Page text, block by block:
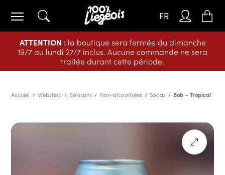
ATTENTION :la boutique sera fermée du dimanche
19/7 au lundi 27/7 inclus. Aucune commande ne sera
traitée durant cette période.
FR
Accueil Webshop Boissons Non-alcoolisées Sodas Bob – Tropical